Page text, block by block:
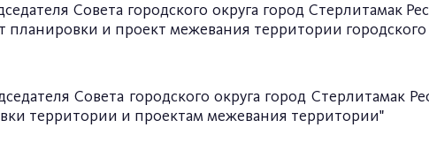
Совета городского округа город Стерлитамак
планировки и проект межевания территории городского
Совета городского округа город Стерлитамак
территории и проектам межевания территории"